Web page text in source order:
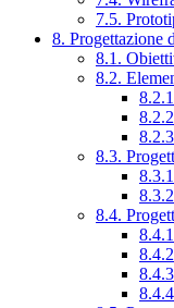
7.5.
8. Progettazione
8.1.
8.2.
8.3.
8.4.